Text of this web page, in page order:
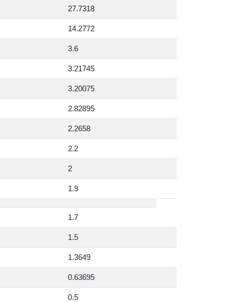
27.7318
14.2772
3.6
3.21745
3.20075
2.82895
2.2658
2.2
2
1.9
1.7
1.5
1.3649
0.63695
0.5